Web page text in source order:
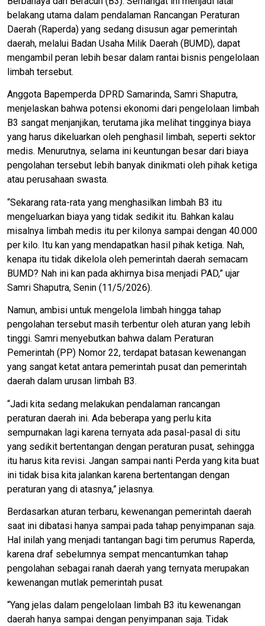
belakang utama dalam pendalaman Rancangan Peraturan
Daerah (Raperda) yang sedang disusun agar pemerintah
daerah, melalui Badan Usaha Milik Daerah (BUMD), dapat
mengambil peran lebih besar dalam rantai bisnis pengelolaan
limbah tersebut.
Anggota Bapemperda DPRD Samarinda, Samri Shaputra,
menjelaskan bahwa potensi ekonomi dari pengelolaan limbah
B3 sangat menjanjikan, terutama jika melihat tingginya biaya
yang harus dikeluarkan oleh penghasil limbah, seperti sektor
medis. Menurutnya, selama ini keuntungan besar dari biaya
pengolahan tersebut lebih banyak dinikmati oleh pihak ketiga
atau perusahaan swasta.
“Sekarang rata-rata yang menghasilkan limbah B3 itu
mengeluarkan biaya yang tidak sedikit itu. Bahkan kalau
misalnya limbah medis itu per kilonya sampai dengan 40.000
per kilo. Itu kan yang mendapatkan hasil pihak ketiga. Nah,
kenapa itu tidak dikelola oleh pemerintah daerah semacam
BUMD? Nah ini kan pada akhirnya bisa menjadi PAD,” ujar
Samri Shaputra, Senin (11/5/2026).
Namun, ambisi untuk mengelola limbah hingga tahap
pengolahan tersebut masih terbentur oleh aturan yang lebih
tinggi. Samri menyebutkan bahwa dalam Peraturan
Pemerintah (PP) Nomor 22, terdapat batasan kewenangan
yang sangat ketat antara pemerintah pusat dan pemerintah
daerah dalam urusan limbah B3.
“Jadi kita sedang melakukan pendalaman rancangan
peraturan daerah ini. Ada beberapa yang perlu kita
sempurnakan lagi karena ternyata ada pasal-pasal di situ
yang sedikit bertentangan dengan peraturan pusat, sehingga
itu harus kita revisi. Jangan sampai nanti Perda yang kita buat
ini tidak bisa kita jalankan karena bertentangan dengan
peraturan yang di atasnya,” jelasnya.
Berdasarkan aturan terbaru, kewenangan pemerintah daerah
saat ini dibatasi hanya sampai pada tahap penyimpanan saja.
Hal inilah yang menjadi tantangan bagi tim perumus Raperda,
karena draf sebelumnya sempat mencantumkan tahap
pengolahan sebagai ranah daerah yang ternyata merupakan
kewenangan mutlak pemerintah pusat.
“Yang jelas dalam pengelolaan limbah B3 itu kewenangan
daerah hanya sampai dengan penyimpanan saja. Tidak